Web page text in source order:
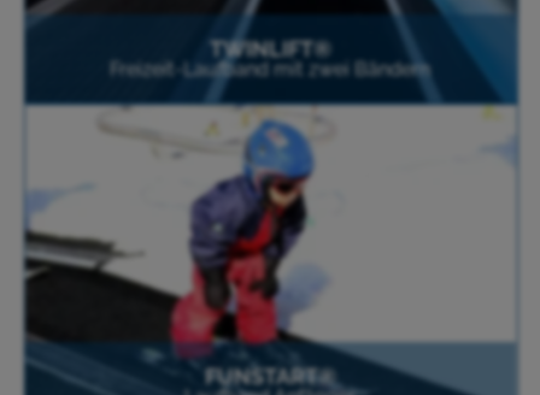
TWINLIFT®
Freizeit-Laufband mit zwei Bändern
FUNSTART®